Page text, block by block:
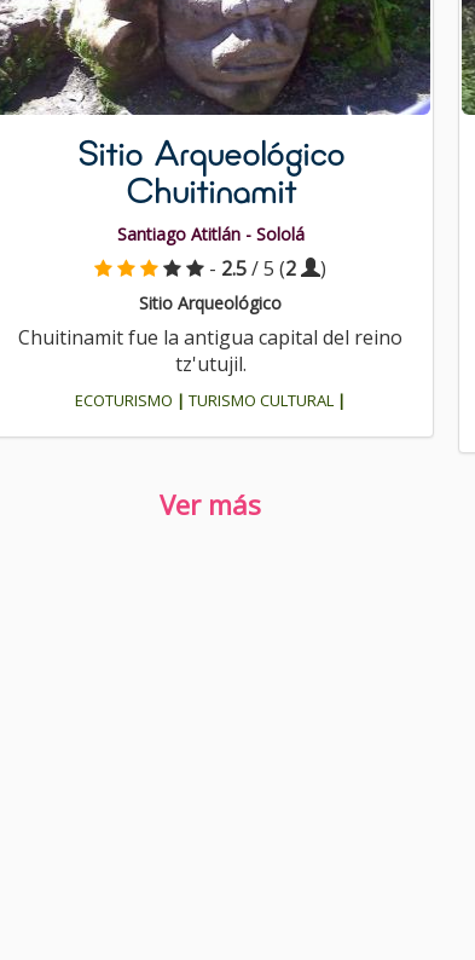
Sitio Arqueológico
Chuitinamit
Santiago Atitlán - Sololá
- 2.5/ 5 (2 )
Sitio Arqueológico
Chuitinamit fue la antigua capital del reino
tz'utujil.
ECOTURISMO | TURISMO CULTURAL |
Ver más